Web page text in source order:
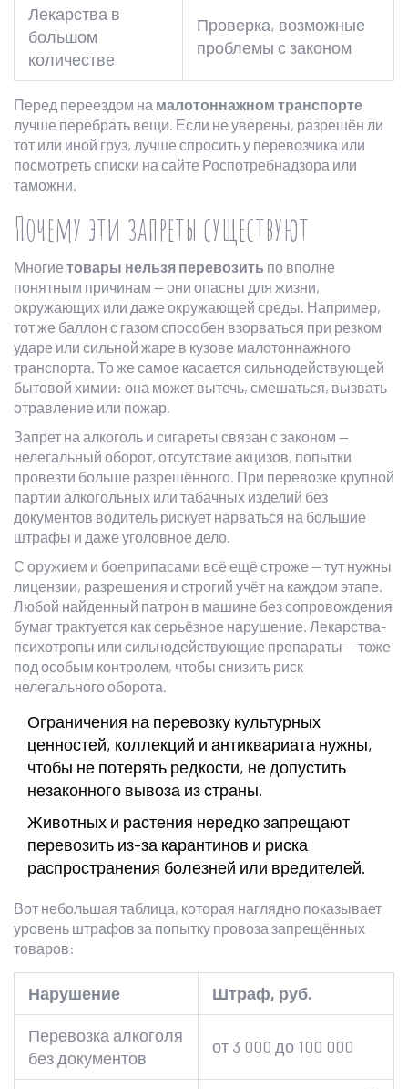
Лекарства в
большом
количестве
Проверка, возможные
проблемы с законом
Перед переездом на малотоннажном транспорте
лучше перебрать вещи. Если не уверены, разрешён ли
тот или иной груз, лучше спросить у перевозчика или
посмотреть списки на сайте Роспотребнадзора или
таможни.
Почему эти запреты существуют
Многие товары нельзя перевозить по вполне
понятным причинам — они опасны для жизни,
окружающих или даже окружающей среды. Например,
тот же баллон с газом способен взорваться при резком
ударе или сильной жаре в кузове малотоннажного
транспорта. То же самое касается сильнодействующей
бытовой химии: она может вытечь, смешаться, вызвать
отравление или пожар.
Запрет на алкоголь и сигареты связан с законом —
нелегальный оборот, отсутствие акцизов, попытки
провезти больше разрешённого. При перевозке крупной
партии алкогольных или табачных изделий без
документов водитель рискует нарваться на большие
штрафы и даже уголовное дело.
С оружием и боеприпасами всё ещё строже — тут нужны
лицензии, разрешения и строгий учёт на каждом этапе.
Любой найденный патрон в машине без сопровождения
бумаг трактуется как серьёзное нарушение. Лекарства-
психотропы или сильнодействующие препараты — тоже
под особым контролем, чтобы снизить риск
нелегального оборота.
Ограничения на перевозку культурных
ценностей, коллекций и антиквариата нужны,
чтобы не потерять редкости, не допустить
незаконного вывоза из страны.
Животных и растения нередко запрещают
перевозить из-за карантинов и риска
распространения болезней или вредителей.
Вот небольшая таблица, которая наглядно показывает
уровень штрафов за попытку провоза запрещённых
товаров:
Нарушение Штраф, руб.
Перевозка алкоголя
без документов
от 3 000 до 100 000